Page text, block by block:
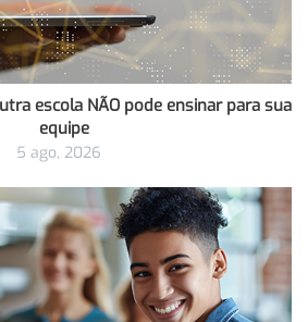
escola NÃO pode ensinar para sua
equipe
5 ago, 2026